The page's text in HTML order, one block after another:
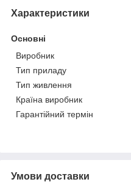
Характеристики
Основні
Виробник
Тип приладу
Тип живлення
Країна виробник
Гарантійний термін
Умови доставки